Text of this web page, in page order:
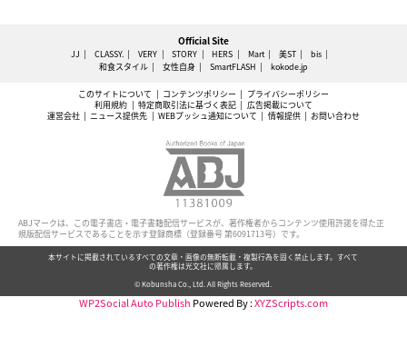
Official Site
JJ CLASSY. VERY STORY HERS Mart 美ST
bis
和食スタイル
女性自身 SmartFLASH kokode.jp
このサイトについて コンテンツポリシー
プライバシーポリシー
利用規約
特定商取引法に基づく表記
広告掲載について
運営会社
ニュース提供先 WEBプッシュ通知について 情報提供 お問い合わせ
ABJマークは、この電子書店・電子書籍配信サービスが、著作権者からコンテンツ使用許諾を得た正
規版配信サービスであることを示す登録商標（登録番号 第6091713号）です。
本サイトに掲載されているすべての文章・画像の無断転載・複製行為を固く禁止します。すべて
の著作権は光文社に帰属します。
© Kobunsha Co., Ltd. All Rights Reserved.
WP2Social Auto Publish Powered By :XYZScripts.com